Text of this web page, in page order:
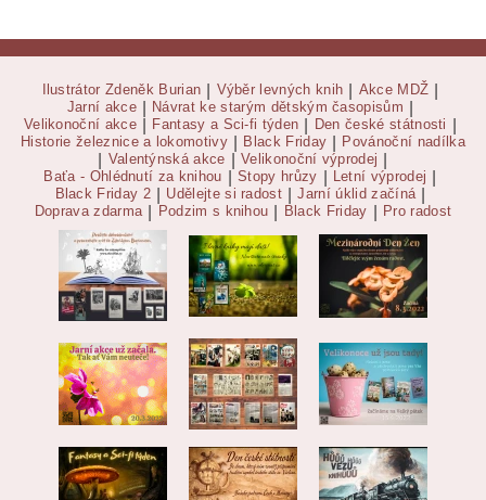
Ilustrátor Zdeněk Burian Výběr levných knih Akce MDŽ
Jarní akce Návrat ke starým dětským časopisům
Velikonoční akce Fantasy a Sci-fi týden Den české státnosti
Historie železnice a lokomotivy Black Friday Povánoční nadílka
Valentýnská akce Velikonoční výprodej
Baťa - Ohlédnutí za knihou Stopy hrůzy Letní výprodej
Black Friday 2 Udělejte si radost Jarní úklid začíná
Doprava zdarma Podzim s knihou Black Friday Pro radost